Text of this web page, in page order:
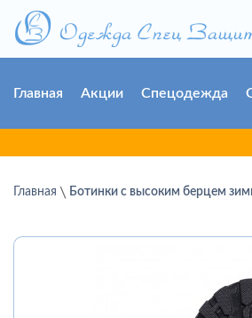
Главная Акции Спецодежда
В
Главная Ботинки с высоким берцем